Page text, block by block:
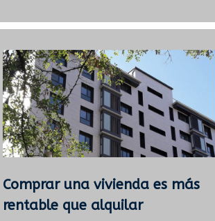
Comprar una vivienda es más
rentable que alquilar